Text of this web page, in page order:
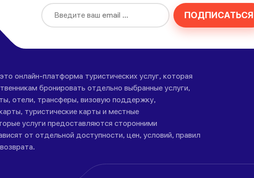
ПОДПИСАТЬСЯ
онлайн-платформа туристических услуг, которая
бронировать отдельно выбранные услуги,
отели, трансферы, визовую поддержку,
туристические карты и местные
услуги предоставляются сторонними
от отдельной доступности, цен, условий, правил